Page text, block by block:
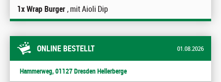
1x Wrap Burger, mit Aioli Dip
ONLINE BESTELLT 01.08.2026
Hammerweg, 01127 Dresden Hellerberge